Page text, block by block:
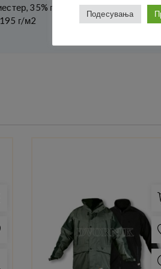
35% памук – 310 г/м2
г/м2
Подесувања